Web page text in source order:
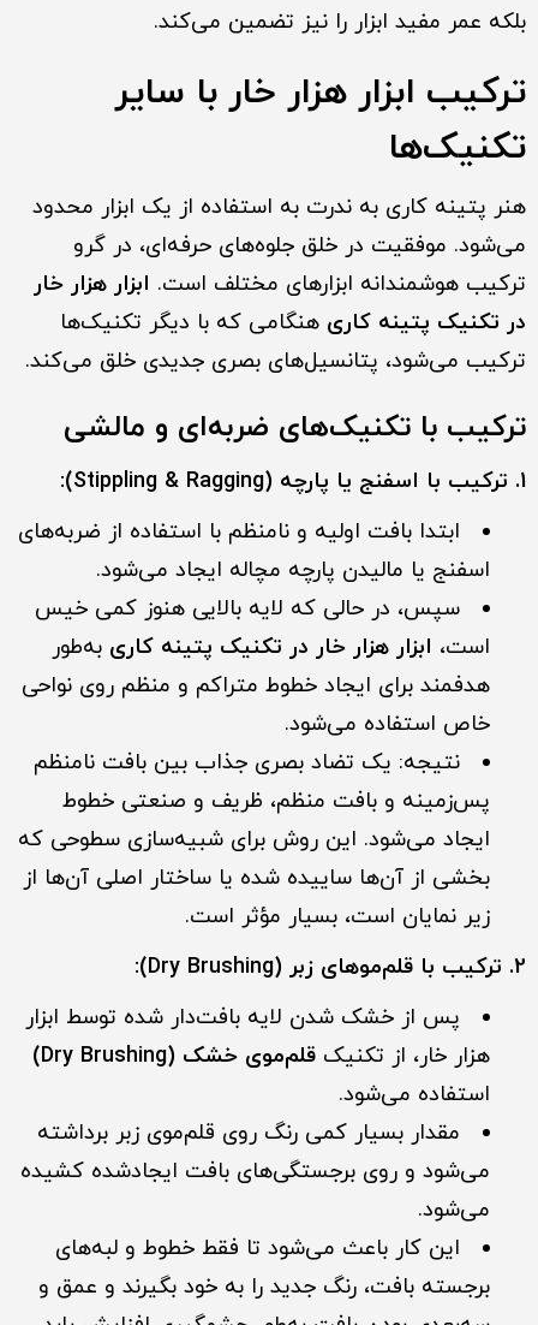
بلکه عمر مفید ابزار را نیز تضمین می‌کند.
ترکیب ابزار هزار خار با سایر
تکنیک‌ها
هنر پتینه کاری به ندرت به استفاده از یک ابزار محدود
می‌شود. موفقیت در خلق جلوه‌های حرفه‌ای، در گرو
ترکیب هوشمندانه ابزارهای مختلف است. ابزار هزار خار
در تکنیک پتینه کاری هنگامی که با دیگر تکنیک‌ها
ترکیب می‌شود، پتانسیل‌های بصری جدیدی خلق می‌کند.
ترکیب با تکنیک‌های ضربه‌ای و مالشی
1. ترکیب با اسفنج یا پارچه (Stippling & Ragging):
ابتدا بافت اولیه و نامنظم با استفاده از ضربه‌های
اسفنج یا مالیدن پارچه مچاله ایجاد می‌شود.
سپس، در حالی که لایه بالایی هنوز کمی خیس
است، ابزار هزار خار در تکنیک پتینه کاری به‌طور
هدفمند برای ایجاد خطوط متراکم و منظم روی نواحی
خاص استفاده می‌شود.
نتیجه: یک تضاد بصری جذاب بین بافت نامنظم
پس‌زمینه و بافت منظم، ظریف و صنعتی خطوط
ایجاد می‌شود. این روش برای شبیه‌سازی سطوحی که
بخشی از آن‌ها ساییده شده یا ساختار اصلی آن‌ها از
زیر نمایان است، بسیار مؤثر است.
2. ترکیب با قلم‌موهای زبر (Dry Brushing):
پس از خشک شدن لایه بافت‌دار شده توسط ابزار
هزار خار، از تکنیک قلم‌موی خشک (Dry Brushing)
استفاده می‌شود.
مقدار بسیار کمی رنگ روی قلم‌موی زبر برداشته
می‌شود و روی برجستگی‌های بافت ایجادشده کشیده
می‌شود.
این کار باعث می‌شود تا فقط خطوط و لبه‌های
برجسته بافت، رنگ جدید را به خود بگیرند و عمق و